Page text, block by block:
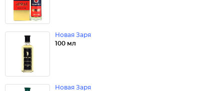
Новая Заря
100 мл
Новая Заря